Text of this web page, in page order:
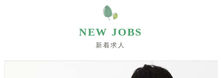
新着求人
NEW JOBS